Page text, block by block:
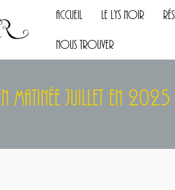
Accueil Le Lys Noir
Nous Trouver
Matinée Juillet En 2025
Accueil Le Lys Noir
Nous Trouver